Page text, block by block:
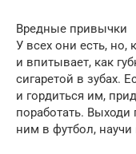
Вредные привычки
У всех они есть, но,
и впитывает, как
сигаретой в зубах.
и гордиться им,
поработать.
ним в футбол, научи